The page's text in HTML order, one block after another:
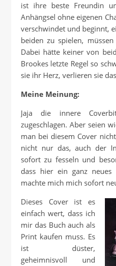
ist ihre beste Freundin
Anhängsel ohne eigenen
verschwindet und beginnt,
beiden zu spielen,
Dabei hätte keiner von
Brookes letzte Regel so
sie ihr Herz, verlieren sie
Meine Meinung:
Jaja die innere
zugeschlagen. Aber seien
man bei diesem Cover
nicht nur das, auch der
sofort zu fesseln und
dass hier ein ganz neues
machte mich mich sofort
Dieses Cover ist es
einfach wert, dass ich
mir das Buch auch als
Print kaufen muss. Es
ist düster,
geheimnisvoll und